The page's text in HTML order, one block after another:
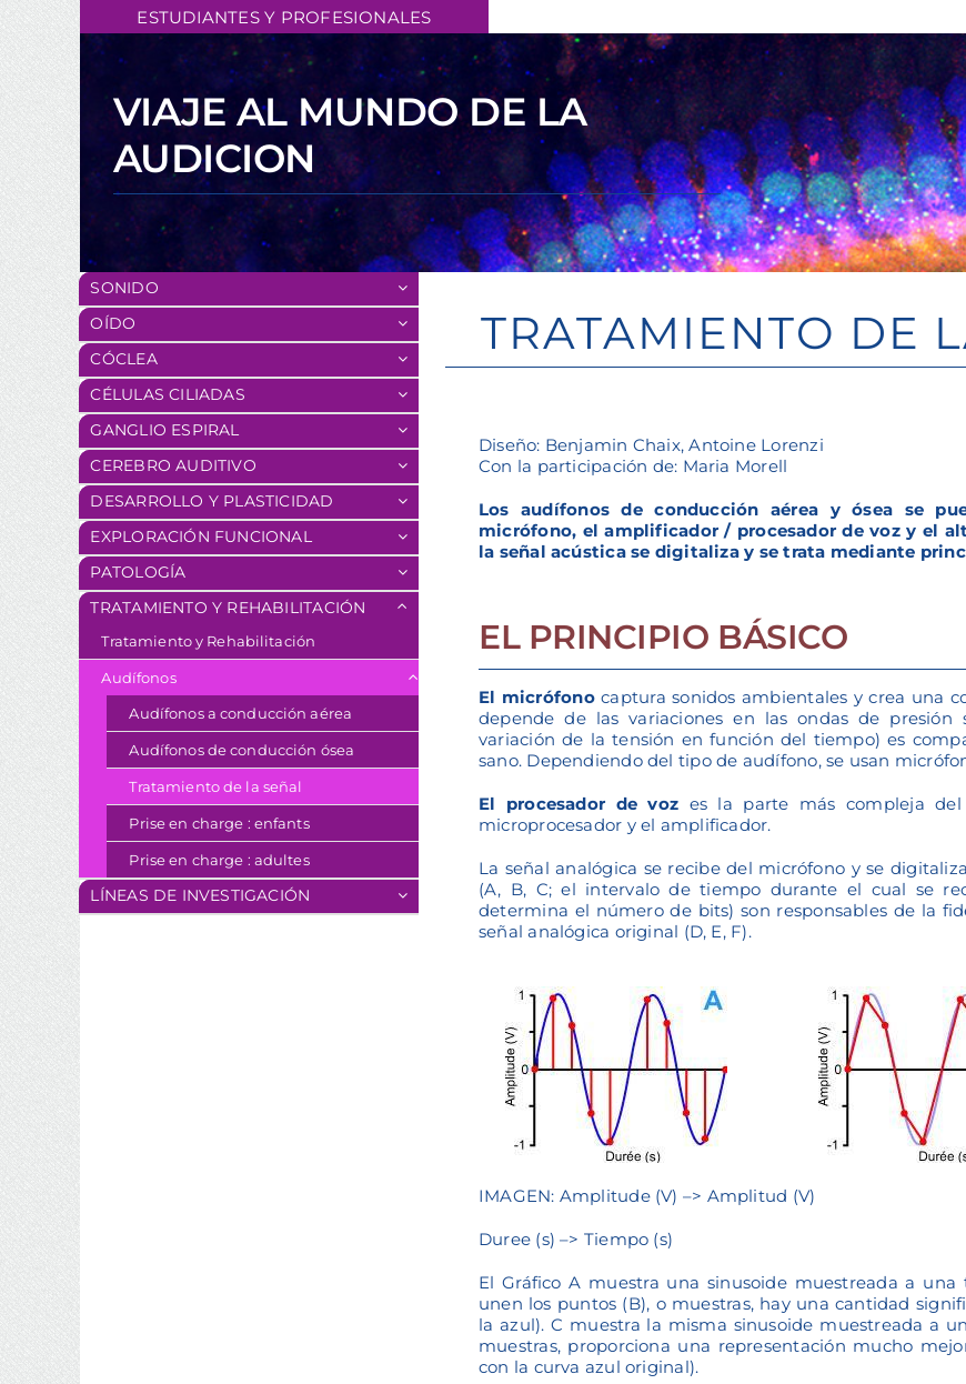
content
ESTUDIANTES Y PROFESIONALES
VIAJE AL MUNDO DE LA
AUDICION
SONIDO
OÍDO
CÓCLEA
CÉLULAS CILIADAS
GANGLIO ESPIRAL
CEREBRO AUDITIVO
DESARROLLO Y PLASTICIDAD
EXPLORACIÓN FUNCIONAL
PATOLOGÍA
TRATAMIENTO Y REHABILITACIÓN
Tratamiento y Rehabilitación
Audífonos
Audífonos a conducción aérea
Audífonos de conducción ósea
Tratamiento de la señal
Prise en charge : enfants
Prise en charge : adultes
LÍNEAS DE INVESTIGACIÓN
TRATAMIENTO DE
Diseño: Benjamin Chaix, Antoine Lorenzi
Con la participación de: Maria Morell
Los audífonos de conducción aérea y ósea se
micrófono, el amplificador / procesador de voz y el
la señal acústica se digitaliza y se trata mediante
EL PRINCIPIO BÁSICO
El micrófonocaptura sonidos ambientales y crea una
depende de las variaciones en las ondas de presión
variación de la tensión en función del tiempo) es
sano. Dependiendo del tipo de audífono, se usan
El procesador de voz es la parte más compleja del
microprocesador y el amplificador.
La señal analógica se recibe del micrófono y se
(A, B, C; el intervalo de tiempo durante el cual se
determina el número de bits) son responsables de la
señal analógica original (D, E, F).
IMAGEN: Amplitude (V) –> Amplitud (V)
Duree (s) –> Tiempo (s)
El Gráfico A muestra una sinusoide muestreada a
unen los puntos (B), o muestras, hay una cantidad
la azul). C muestra la misma sinusoide muestreada a
muestras, proporciona una representación mucho
con la curva azul original).